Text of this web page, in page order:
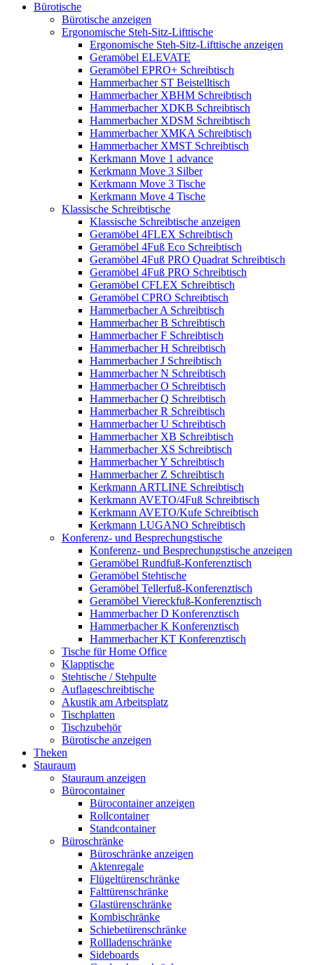
Bürotische
Bürotische anzeigen
Ergonomische Steh-Sitz-Lifttische
Ergonomische Steh-Sitz-Lifttische anzeigen
Geramöbel ELEVATE
Geramöbel EPRO+ Schreibtisch
Hammerbacher ST Beistelltisch
Hammerbacher XBHM Schreibtisch
Hammerbacher XDKB Schreibtisch
Hammerbacher XDSM Schreibtisch
Hammerbacher XMKA Schreibtisch
Hammerbacher XMST Schreibtisch
Kerkmann Move 1 advance
Kerkmann Move 3 Silber
Kerkmann Move 3 Tische
Kerkmann Move 4 Tische
Klassische Schreibtische
Klassische Schreibtische anzeigen
Geramöbel 4FLEX Schreibtisch
Geramöbel 4Fuß Eco Schreibtisch
Geramöbel 4Fuß PRO Quadrat Schreibtisch
Geramöbel 4Fuß PRO Schreibtisch
Geramöbel CFLEX Schreibtisch
Geramöbel CPRO Schreibtisch
Hammerbacher A Schreibtisch
Hammerbacher B Schreibtisch
Hammerbacher F Schreibtisch
Hammerbacher H Schreibtisch
Hammerbacher J Schreibtisch
Hammerbacher N Schreibtisch
Hammerbacher O Schreibtisch
Hammerbacher Q Schreibtisch
Hammerbacher R Schreibtisch
Hammerbacher U Schreibtisch
Hammerbacher XB Schreibtisch
Hammerbacher XS Schreibtisch
Hammerbacher Y Schreibtisch
Hammerbacher Z Schreibtisch
Kerkmann ARTLINE Schreibtisch
Kerkmann AVETO/4Fuß Schreibtisch
Kerkmann AVETO/Kufe Schreibtisch
Kerkmann LUGANO Schreibtisch
Konferenz- und Besprechungstische
Konferenz- und Besprechungstische anzeigen
Geramöbel Rundfuß-Konferenztisch
Geramöbel Stehtische
Geramöbel Tellerfuß-Konferenztisch
Geramöbel Viereckfuß-Konferenztisch
Hammerbacher D Konferenztisch
Hammerbacher K Konferenztisch
Hammerbacher KT Konferenztisch
Tische für Home Office
Klapptische
Stehtische / Stehpulte
Auflageschreibtische
Akustik am Arbeitsplatz
Tischplatten
Tischzubehör
Bürotische anzeigen
Theken
Stauraum
Stauraum anzeigen
Bürocontainer
Bürocontainer anzeigen
Rollcontainer
Standcontainer
Büroschränke
Büroschränke anzeigen
Aktenregale
Flügeltürenschränke
Falttürenschränke
Glastürenschränke
Kombischränke
Schiebetürenschränke
Rollladenschränke
Sideboards